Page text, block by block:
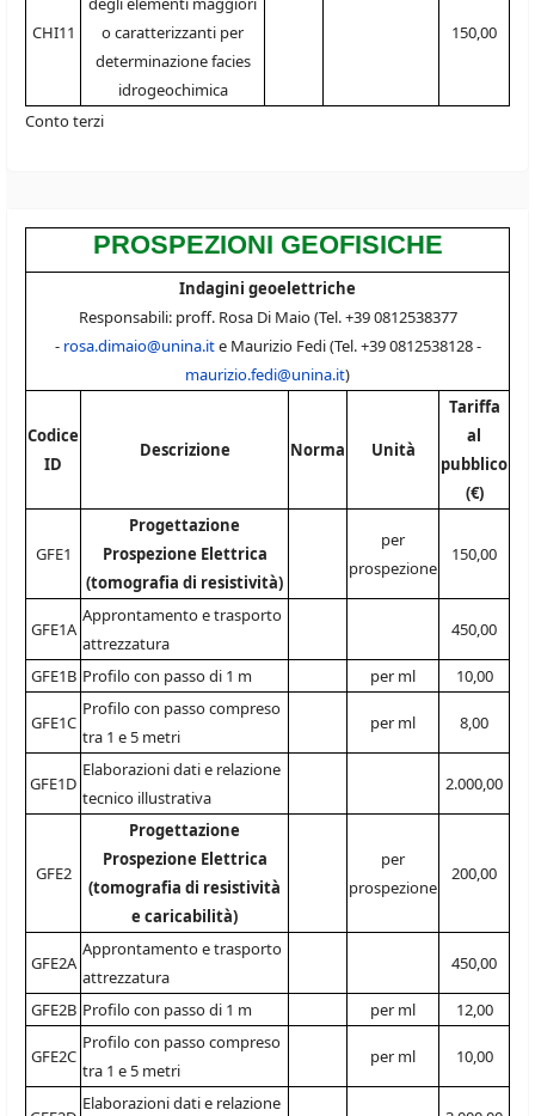
CHI11
o caratterizzanti per
determinazione facies
idrogeochimica
150,00
Conto terzi
PROSPEZIONI GEOFISICHE
Indagini geoelettriche
Responsabili: proff. Rosa Di Maio (Tel. +39 0812538377
- rosa.dimaio@unina.ite Maurizio Fedi (Tel. +39 0812538128 -
maurizio.fedi@unina.it)
Codice
ID
Descrizione Norma Unità
Tariffa
al
pubblico
(€)
GFE1
Progettazione
Prospezione Elettrica
(tomografia di resistività)
per
prospezione
150,00
GFE1A
Approntamento e trasporto
attrezzatura
450,00
GFE1B Profilo con passo di 1 m per ml 10,00
GFE1C
Profilo con passo compreso
tra 1 e 5 metri
per ml 8,00
GFE1D
Elaborazioni dati e relazione
tecnico illustrativa
2.000,00
GFE2
Progettazione
Prospezione Elettrica
(tomografia di resistività
e caricabilità)
per
prospezione
200,00
GFE2A
Approntamento e trasporto
attrezzatura
450,00
GFE2B Profilo con passo di 1 m per ml 12,00
GFE2C
Profilo con passo compreso
tra 1 e 5 metri
per ml 10,00
Elaborazioni dati e relazione